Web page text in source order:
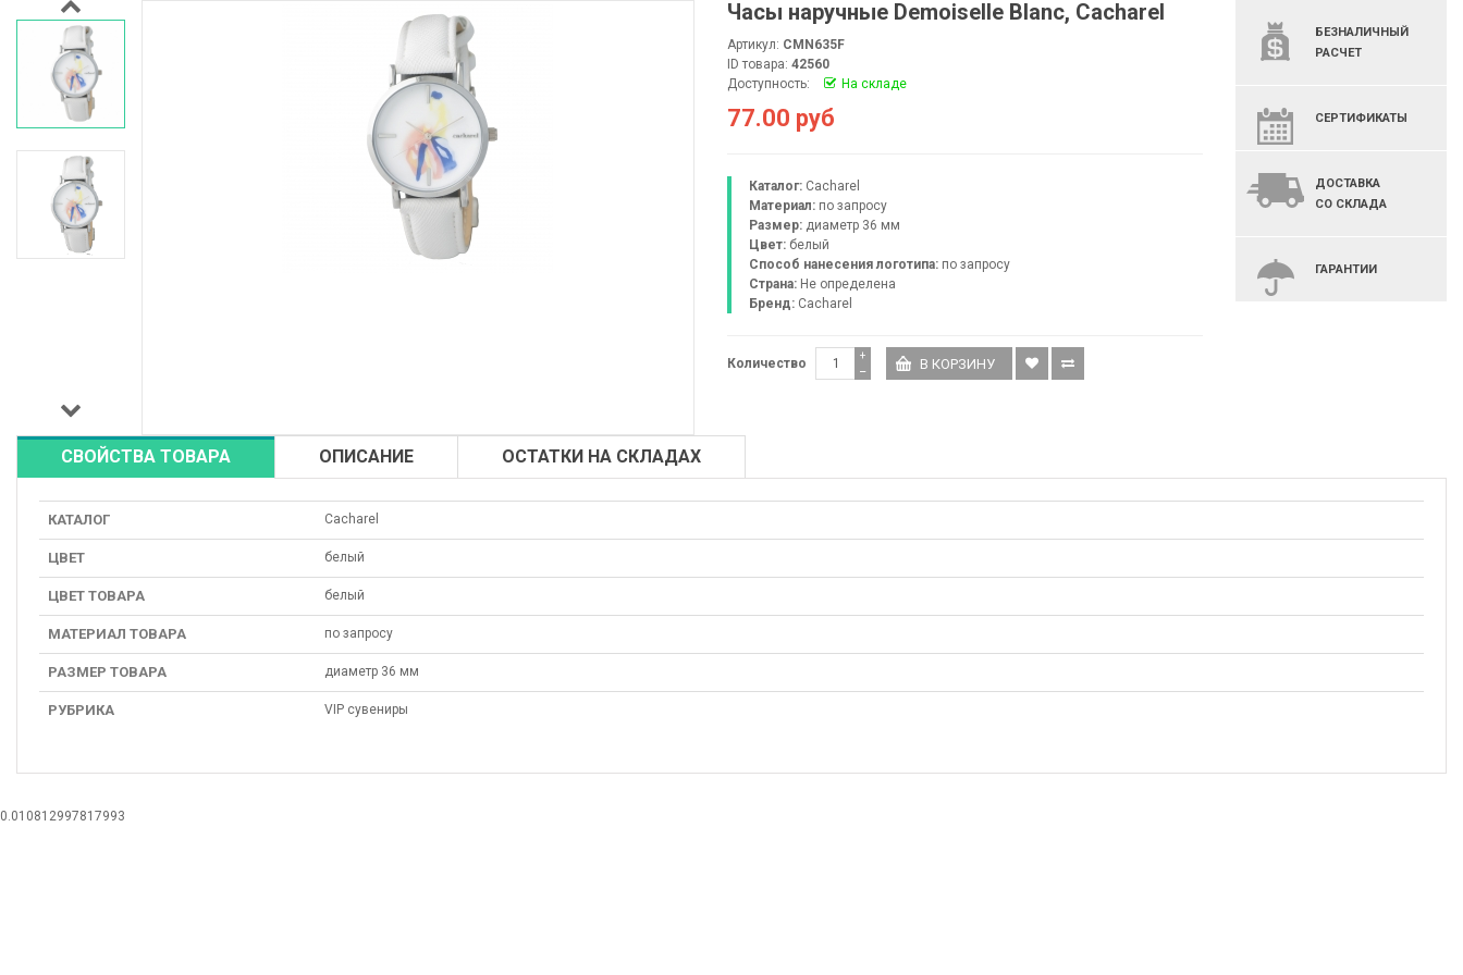
Часы наручные Demoiselle Blanc, Cacharel
Артикул: CMN635F
ID товара: 42560
Доступность:
На складе
77.00 руб
Каталог: Cacharel
Материал: по запросу
Размер: диаметр 36 мм
Цвет: белый
Способ нанесения логотипа: по запросу
Страна: Не определена
Бренд: Cacharel
Количество −
+
БЕЗНАЛИЧНЫЙ
РАСЧЕТ
СЕРТИФИКАТЫ
ДОСТАВКА
СО СКЛАДА
ГАРАНТИИ
СВОЙСТВА ТОВАРА ОПИСАНИЕ ОСТАТКИ НА СКЛАДАХ
КАТАЛОГ Cacharel
ЦВЕТ белый
ЦВЕТ ТОВАРА белый
МАТЕРИАЛ ТОВАРА по запросу
РАЗМЕР ТОВАРА диаметр 36 мм
РУБРИКА VIP сувениры
0.010812997817993